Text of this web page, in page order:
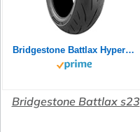
Bridgestone Battlax Hypersport S23 Rear 180/55ZR17 73W TL 24758
Bridgestone Battlax s23